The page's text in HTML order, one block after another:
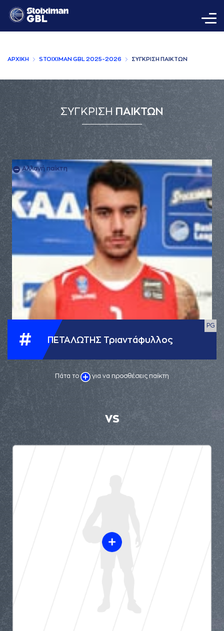
AΡΧΙΚΗ STOIXIMAN GBL 2025-2026 ΣΥΓΚΡΙΣΗ ΠAΙΚΤΩΝ
ΣΥΓΚΡΙΣΗ ΠΑΙΚΤΩΝ
# ΠΕΤΑΛΩΤΗΣ Τριαντάφυλλος
PG
Αλλαγή παίκτη
Πάτα το για να προσθέσεις παίκτη
VS